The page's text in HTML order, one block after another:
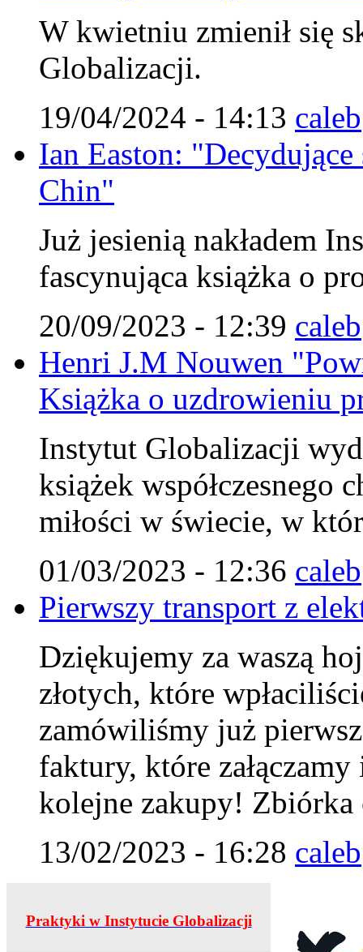
W kwietniu zmienił się
Globalizacji.
19/04/2024 - 14:13 caleb
Ian Easton:
Chin"
Już jesienią nakładem
fascynująca książka o
20/09/2023 - 12:39 caleb
Henri J.M Nouwen
Książka o uzdrowieniu
Instytut Globalizacji
książek współczesnego
miłości w świecie, w
01/03/2023 - 12:36 caleb
Pierwszy transport z
Dziękujemy za waszą
złotych, które
zamówiliśmy już
faktury, które załączamy
kolejne zakupy! Zbiórka
13/02/2023 - 16:28 caleb
Praktyki w Instytucie Globalizacji